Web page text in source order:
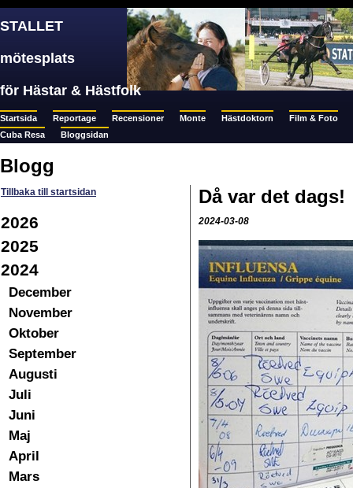
STALLET
mötesplats
för Hästar & Hästfolk
Startsida Reportage Recensioner Monte Hästdoktorn
Film & Foto
Cuba Resa
Bloggsidan
Blogg
Tillbaka till startsidan
2026
2025
2024
December
November
Oktober
September
Augusti
Juli
Juni
Maj
April
Mars
Då var det dags!
2024-03-08